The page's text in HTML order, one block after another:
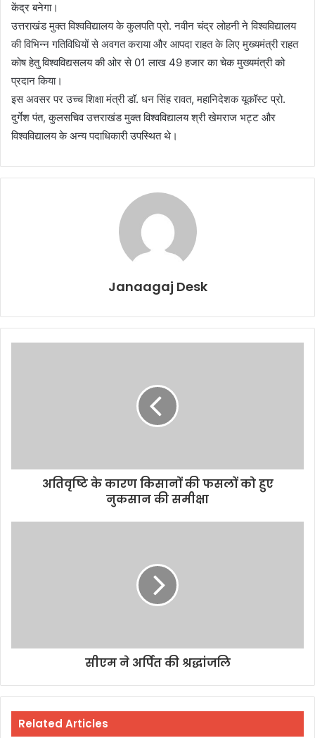
केंद्र बनेगा।
उत्तराखंड मुक्त विश्वविद्यालय के कुलपति प्रो. नवीन चंद्र लोहनी ने विश्वविद्यालय
की विभिन्न गतिविधियों से अवगत कराया और आपदा राहत के लिए मुख्यमंत्री राहत
कोष हेतु विश्वविद्यसलय की ओर से 01 लाख 49 हजार का चेक मुख्यमंत्री को
प्रदान किया।
इस अवसर पर उच्च शिक्षा मंत्री डॉ. धन सिंह रावत, महानिदेशक यूकॉस्ट प्रो.
दुर्गेश पंत, कुलसचिव उत्तराखंड मुक्त विश्वविद्यालय श्री खेमराज भट्ट और
विश्वविद्यालय के अन्य पदाधिकारी उपस्थित थे।
Janaagaj Desk
अतिवृष्टि के कारण किसानों की फसलों को हुए
नुकसान की समीक्षा
सीएम ने अर्पित की श्रद्धांजलि
Related Articles